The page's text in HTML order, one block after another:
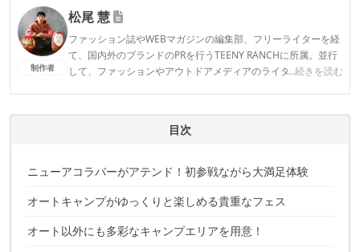
CAMP HACK編集部のプロフィール
制作者
松尾 慧
ファッション誌やWEBマガジンの編集部、フリーライターを経
て、国内外のブランドのPRを行うTEENY RANCHに所属。並行
して、ファッションやアウトドアメディアのライターとしても
...続きを読む
松尾 慧のプロフィール
目次
ニューアコラバーがアテンド！初参戦ながら大満足体験
オートキャンプがゆっくりと楽しめる貴重なフェス
オート以外にも多彩なキャンプエリアを用意！